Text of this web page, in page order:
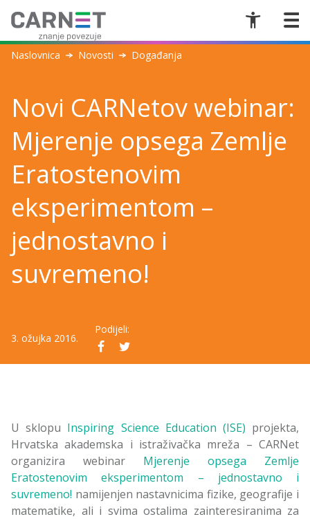
Naslovnica Novosti Događanja
Novi CARNetov webinar:
Mjerenje opsega Zemlje
Eratostenovim
eksperimentom –
jednostavno i
suvremeno!
3. ožujka 2016.
Podijeli:
U sklopu Inspiring Science Education (ISE) projekta,
Hrvatska akademska i istraživačka mreža – CARNet
organizira webinar Mjerenje opsega Zemlje
Eratostenovim eksperimentom – jednostavno i
suvremeno! namijenjen nastavnicima fizike, geografije i
matematike, ali i svima ostalima zainteresiranima za